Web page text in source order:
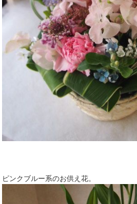
ピンクブルー系のお供え花。